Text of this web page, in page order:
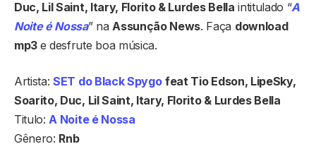
Duc, Lil Saint, Itary, Florito & Lurdes Bella intitulado “A
Noite é Nossa” na Assunção News. Faça download
mp3 e desfrute boa música.
Artista:SET do Black Spygo feat Tio Edson, LipeSky,
Soarito, Duc, Lil Saint, Itary, Florito & Lurdes Bella
Titulo: A Noite é Nossa
Gênero: Rnb